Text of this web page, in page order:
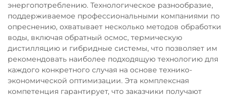
энергопотреблению. Технологическое разнообразие,
поддерживаемое профессиональными компаниями по
опреснению, охватывает несколько методов обработки
воды, включая обратный осмос, термическую
дистилляцию и гибридные системы, что позволяет им
рекомендовать наиболее подходящую технологию для
каждого конкретного случая на основе технико-
экономической оптимизации. Эта комплексная
компетенция гарантирует, что заказчики получают